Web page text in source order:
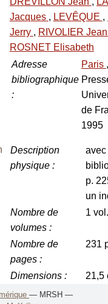
Jacques , LEVÊQUE ,
Jerry , RIVOLIER
ROSNET Elisabeth
Adresse
bibliographique
:
Paris ,
de
1995
Description
physique:
avec
p.
un
Nombre de
volumes:
1 vol.
Nombre de
pages:
231
Dimensions:
21,5
Illustrations:
— MRSH —